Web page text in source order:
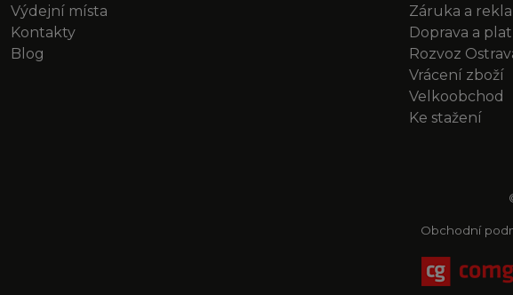
Výdejní místa
Kontakty
Blog
Záruka a
Doprava a
Rozvoz
Vrácení zboží
Velkoobchod
Ke stažení
Obchodní